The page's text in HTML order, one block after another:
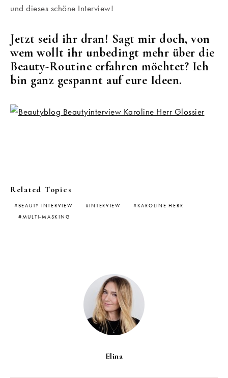
und dieses schöne Interview!
Jetzt seid ihr dran! Sagt mir doch, von
wem wollt ihr unbedingt mehr über die
Beauty-Routine erfahren möchtet? Ich
bin ganz gespannt auf eure Ideen.
Related Topics
BEAUTY INTERVIEW INTERVIEW
KAROLINE HERR
MULTI-MASKING
Elina